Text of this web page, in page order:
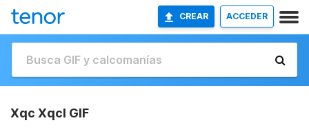
CREAR ACCEDER
Xqc Xqcl GIF